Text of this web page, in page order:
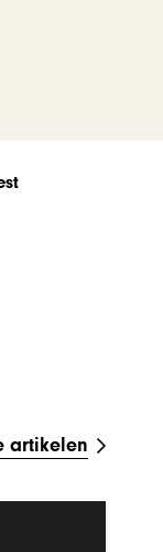
artikelen